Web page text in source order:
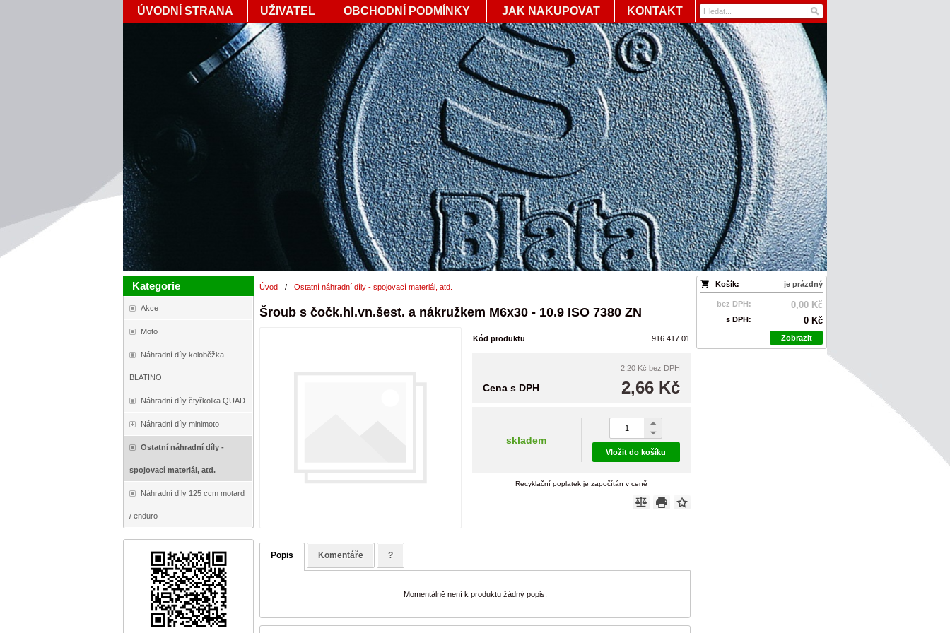
ÚVODNÍ STRANA UŽIVATEL OBCHODNÍ PODMÍNKY JAK NAKUPOVAT KONTAKT
Kategorie
Akce
Moto
Náhradní díly koloběžka
BLATINO
Náhradní díly čtyřkolka QUAD
Náhradní díly minimoto
Ostatní náhradní díly -
spojovací materiál, atd.
Náhradní díly 125 ccm motard
/ enduro
Košík: je prázdný
bez DPH: 0,00 Kč
s DPH: 0 Kč
Zobrazit
Úvod / Ostatní náhradní díly - spojovací materiál, atd.
Šroub s čočk.hl.vn.šest. a nákružkem M6x30 - 10.9 ISO 7380 ZN
Kód produktu 916.417.01
2,20 Kč bez DPH
2,66 Kč
Cena s DPH
skladem
Vložit do košíku
Recyklační poplatek je započítán v ceně
Popis Komentáře ?
Momentálně není k produktu žádný popis.